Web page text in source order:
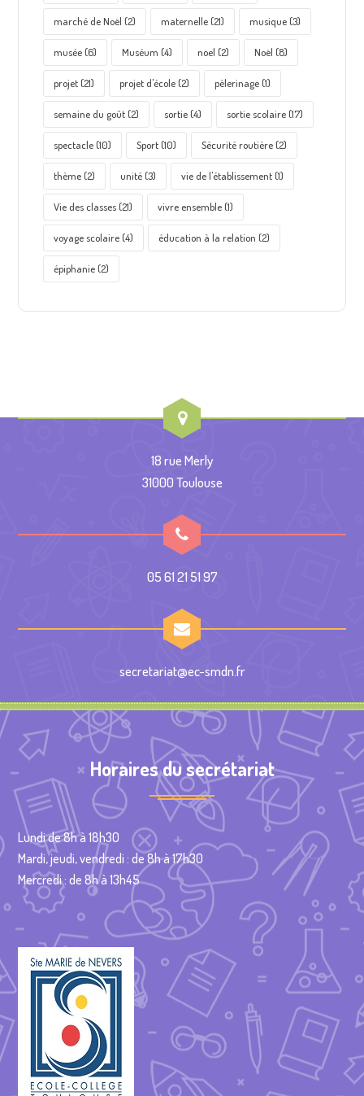
marché de Noël (2) maternelle(21) musique(3)
musée(6) Muséum (4) noel (2) Noël (8)
projet(21) projet d'école(2) pèlerinage(1)
semaine du goût(2) sortie(4) sortie scolaire(17)
spectacle(10) Sport(10) Sécurité routière(2)
thème(2) unité(3) vie de l'établissement(1)
Vie des classes(21) vivre ensemble(1)
voyage scolaire(4) éducation à la relation (2)
épiphanie(2)
18 rue Merly
31000 Toulouse
05 61 21 51 97
secretariat@ec-smdn.fr
Horaires du secrétariat
Lundi de 8h à 18h30
Mardi, jeudi, vendredi : de 8h à 17h30
Mercredi : de 8h à 13h45